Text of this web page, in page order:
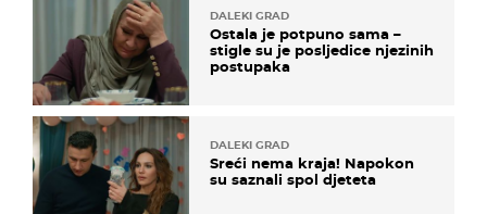
DALEKI GRAD
Ostala je potpuno sama –
stigle su je posljedice njezinih
postupaka
DALEKI GRAD
Sreći nema kraja! Napokon
su saznali spol djeteta